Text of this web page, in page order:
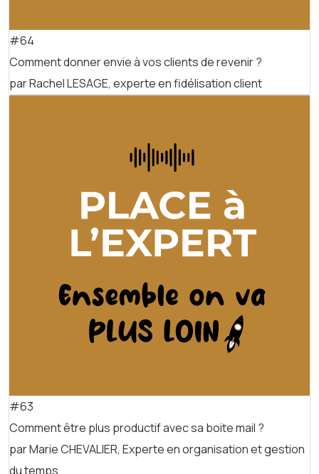
#64
Comment donner envie à vos clients de revenir ?
par Rachel LESAGE, experte en fidélisation client
#63
Comment être plus productif avec sa boite mail ?
par Marie CHEVALIER, Experte en organisation et gestion
du temps